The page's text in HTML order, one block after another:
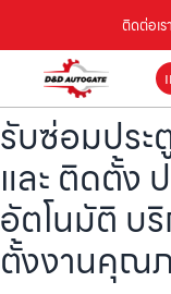
ติดต่อเรา
รับซ่อมประ
และ ติดตั้ง
อัตโนมัติ บ
ตั้งงานคุณภ